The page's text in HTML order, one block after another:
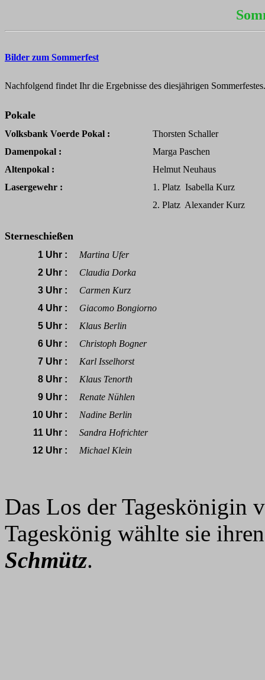
Bilder zum Sommerfest
Nachfolgend findet Ihr die Ergebnisse des diesjährigen Sommerfestes.
Pokale
Volksbank Voerde Pokal :
Thorsten Schaller
Damenpokal :
Marga Paschen
Altenpokal :
Helmut Neuhaus
Lasergewehr :
1. Platz Isabella Kurz
2. Platz Alexander Kurz
Sterneschießen
1 Uhr :
Martina Ufer
2 Uhr :
Claudia Dorka
3 Uhr :
Carmen Kurz
4 Uhr :
Giacomo Bongiorno
5 Uhr :
Klaus Berlin
6 Uhr :
Christoph Bogner
7 Uhr :
Karl Isselhorst
8 Uhr :
Klaus Tenorth
9 Uhr :
Renate Nühlen
10 Uhr :
Nadine Berlin
11 Uhr :
Sandra Hofrichter
12 Uhr :
Michael Klein
Das Los der Tageskönigin
Tageskönig wählte sie
Schmütz.